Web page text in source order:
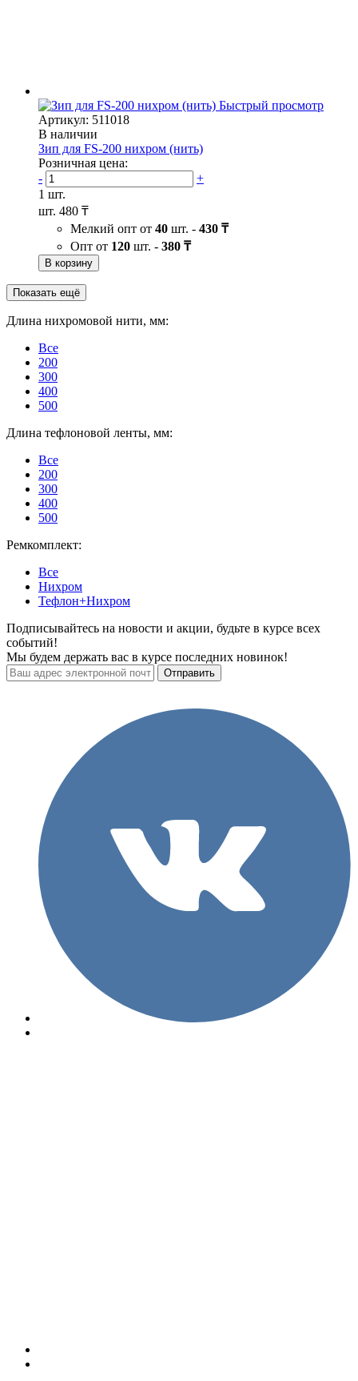
Быстрый просмотр
Артикул: 511018
В наличии
Зип для FS-200 нихром (нить)
Розничная цена:
-
+
1 шт.
шт. 480 ₸
Мелкий опт от 40 шт. - 430 ₸
Опт от 120 шт. - 380 ₸
В корзину
Показать ещё
Длина нихромовой нити, мм:
Все
200
300
400
500
Длина тефлоновой ленты, мм:
Все
200
300
400
500
Ремкомплект:
Все
Нихром
Тефлон+Нихром
Подписывайтесь на новости и акции, будьте в курсе всех
событий!
Мы будем держать вас в курсе последних новинок!